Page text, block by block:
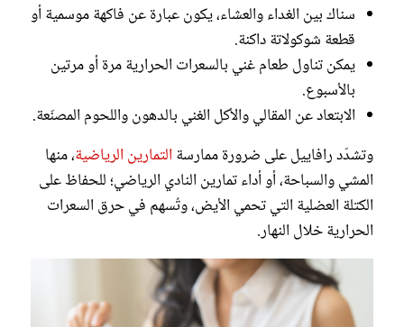
سناك بين الغداء والعشاء، يكون عبارة عن فاكهة موسمية أو
قطعة شوكولاتة داكنة.
يمكن تناول طعام غني بالسعرات الحرارية مرة أو مرتين
بالأسبوع.
الابتعاد عن المقالي والأكل الغني بالدهون واللحوم المصنّعة.
وتشدّد رافاييل على ضرورة ممارسة التمارين الرياضية، منها
المشي والسباحة، أو أداء تمارين النادي الرياضي؛ للحفاظ على
الكتلة العضلية التي تحمي الأيض، وتُسهم في حرق السعرات
الحرارية خلال النهار.